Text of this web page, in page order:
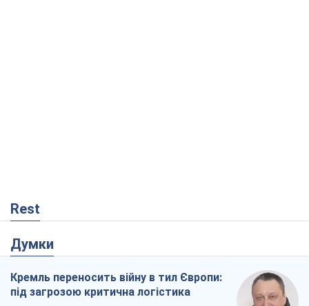
Rest
Думки
Кремль переносить війну в тил Європи:
під загрозою критична логістика